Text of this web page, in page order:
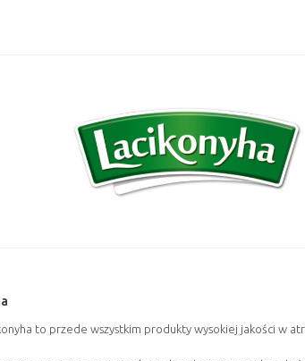
to przede wszystkim produkty wysokiej jakości w